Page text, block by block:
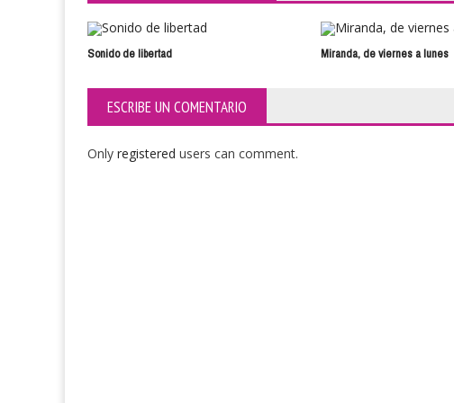
Sonido de libertad Miranda, de viernes a lunes
ESCRIBE UN COMENTARIO
Only registered users can comment.